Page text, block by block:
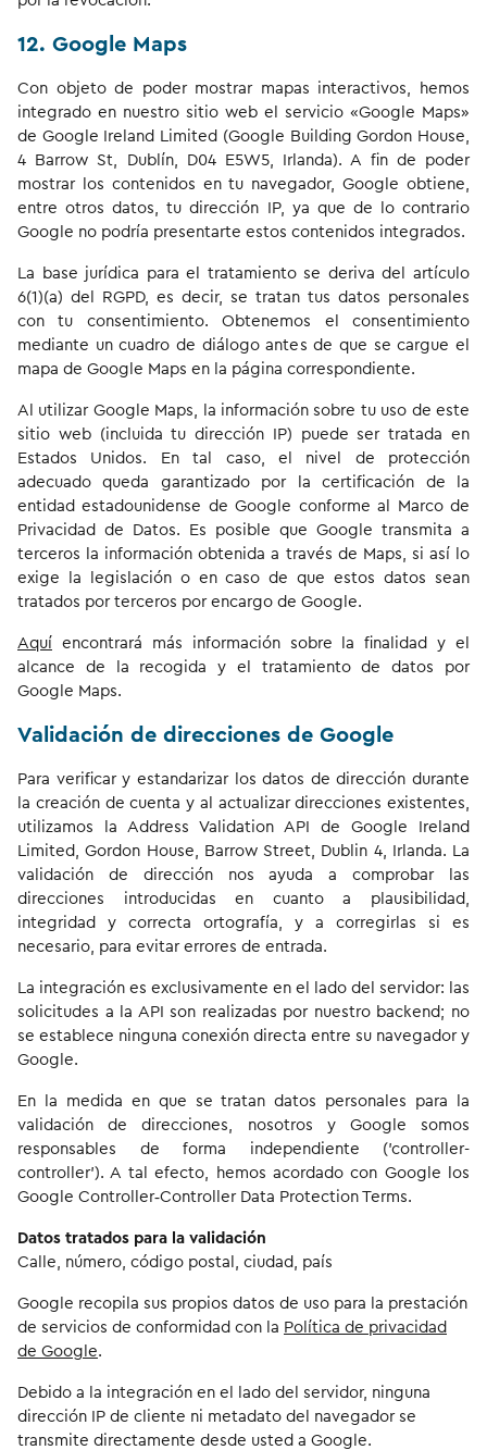
12. Google Maps
Con objeto de poder mostrar mapas interactivos, hemos
integrado en nuestro sitio web el servicio «Google Maps»
de Google Ireland Limited (Google Building Gordon House,
4 Barrow St, Dublín, D04 E5W5, Irlanda). A fin de poder
mostrar los contenidos en tu navegador, Google obtiene,
entre otros datos, tu dirección IP, ya que de lo contrario
Google no podría presentarte estos contenidos integrados.
La base jurídica para el tratamiento se deriva del artículo
6(1)(a) del RGPD, es decir, se tratan tus datos personales
con tu consentimiento. Obtenemos el consentimiento
mediante un cuadro de diálogo antes de que se cargue el
mapa de Google Maps en la página correspondiente.
Al utilizar Google Maps, la información sobre tu uso de este
sitio web (incluida tu dirección IP) puede ser tratada en
Estados Unidos. En tal caso, el nivel de protección
adecuado queda garantizado por la certificación de la
entidad estadounidense de Google conforme al Marco de
Privacidad de Datos. Es posible que Google transmita a
terceros la información obtenida a través de Maps, si así lo
exige la legislación o en caso de que estos datos sean
tratados por terceros por encargo de Google.
Aquí encontrará más información sobre la finalidad y el
alcance de la recogida y el tratamiento de datos por
Google Maps.
Validación de direcciones de Google
Para verificar y estandarizar los datos de dirección durante
la creación de cuenta y al actualizar direcciones existentes,
utilizamos la Address Validation API de Google Ireland
Limited, Gordon House, Barrow Street, Dublin 4, Irlanda. La
validación de dirección nos ayuda a comprobar las
direcciones introducidas en cuanto a plausibilidad,
integridad y correcta ortografía, y a corregirlas si es
necesario, para evitar errores de entrada.
La integración es exclusivamente en el lado del servidor: las
solicitudes a la API son realizadas por nuestro backend; no
se establece ninguna conexión directa entre su navegador y
Google.
En la medida en que se tratan datos personales para la
validación de direcciones, nosotros y Google somos
responsables de forma independiente ('controller-
controller'). A tal efecto, hemos acordado con Google los
Google Controller‑Controller Data Protection Terms.
Datos tratados para la validación
Calle, número, código postal, ciudad, país
Google recopila sus propios datos de uso para la prestación
de servicios de conformidad con la Política de privacidad
de Google.
Debido a la integración en el lado del servidor, ninguna
dirección IP de cliente ni metadato del navegador se
transmite directamente desde usted a Google.